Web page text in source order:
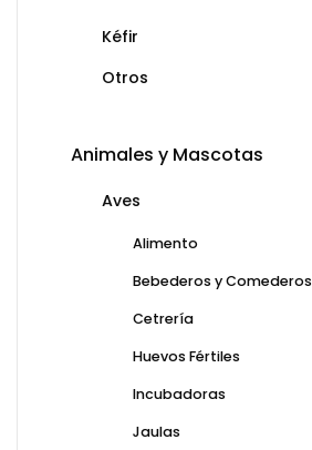
Kéfir
Otros
Animales y Mascotas
Aves
Alimento
Bebederos y Comederos
Cetrería
Huevos Fértiles
Incubadoras
Jaulas